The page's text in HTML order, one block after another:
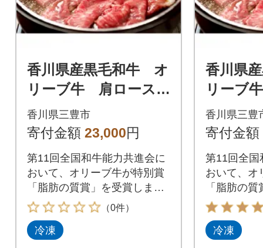
香川県産黒毛和牛 オ
リーブ牛 肩ロース
すきしゃぶ450g
香川県三豊市
寄付金額 23,000円
第11回全国和牛能力共進会に
おいて、オリーブ牛が特別賞
「脂肪の質賞」を受賞しまし
た。
（0件）
冷凍
香川県
リーブ
すきし
香川県三豊
寄付金額
第11回全国
おいて、オ
「脂肪の
た。
冷凍